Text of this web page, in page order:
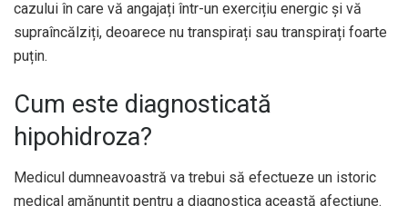
cazului în care vă angajați într-un exercițiu energic și vă
supraîncălziți, deoarece nu transpirați sau transpirați foarte
puțin.
Cum este diagnosticată
hipohidroza?
Medicul dumneavoastră va trebui să efectueze un istoric
medical amănunțit pentru a diagnostica această afecțiune.